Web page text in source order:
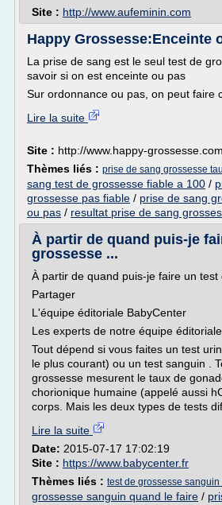
Site : http://www.aufeminin.com
Happy Grossesse:Enceinte
La prise de sang est le seul test de
savoir si on est enceinte ou pas
Sur ordonnance ou pas, on peut faire
Lire la suite
Site : http://www.happy-grossesse.com
Thèmes liés : prise de sang grossesse
sang test de grossesse fiable a 100 /
grossesse pas fiable / prise de sang
ou pas / resultat prise de sang
À partir de quand puis-je
grossesse ...
À partir de quand puis-je faire un test
Partager
L'équipe éditoriale BabyCenter
Les experts de notre équipe éditoriale
Tout dépend si vous faites un test
le plus courant) ou un test sanguin .
grossesse mesurent le taux de
chorionique humaine (appelé aussi
corps. Mais les deux types de tests
Lire la suite
Date: 2015-07-17 17:02:19
Site : https://www.babycenter.fr
Thèmes liés : test de grossesse sanguin
grossesse sanguin quand le faire /